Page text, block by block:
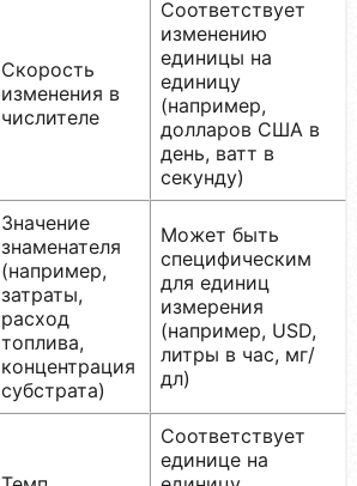
Скорость
изменения в
числителе
Соответствует
изменению
единицы на
единицу
(например,
долларов США в
день, ватт в
секунду)
Значение
знаменателя
(например,
затраты,
расход
топлива,
концентрация
субстрата)
Может быть
специфическим
для единиц
измерения
(например, USD,
литры в час, мг/
дл)
Соответствует
единице на